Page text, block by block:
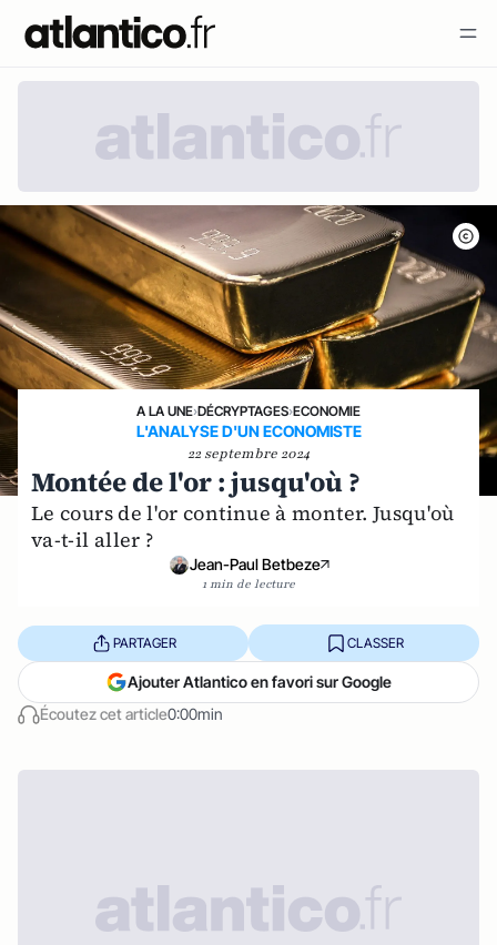
A LA UNE›DÉCRYPTAGES›ECONOMIE
L'ANALYSE D'UN ECONOMISTE
22 septembre 2024
Montée de l'or : jusqu'où ?
Le cours de l'or continue à monter. Jusqu'où
va-t-il aller ?
Jean-Paul Betbeze
1 min de lecture
Écoutez cet article0:00min
PARTAGER CLASSER
Ajouter Atlantico en favori sur Google